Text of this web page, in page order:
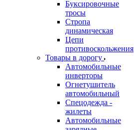
Буксировочные
тросы
Стропа
динамическая
Цепи
противоскольжения
Товары в дорогу
Автомобильные
инверторы
Огнетушитель
автомобильный
Спецодежда -
жилеты
Автомобильные